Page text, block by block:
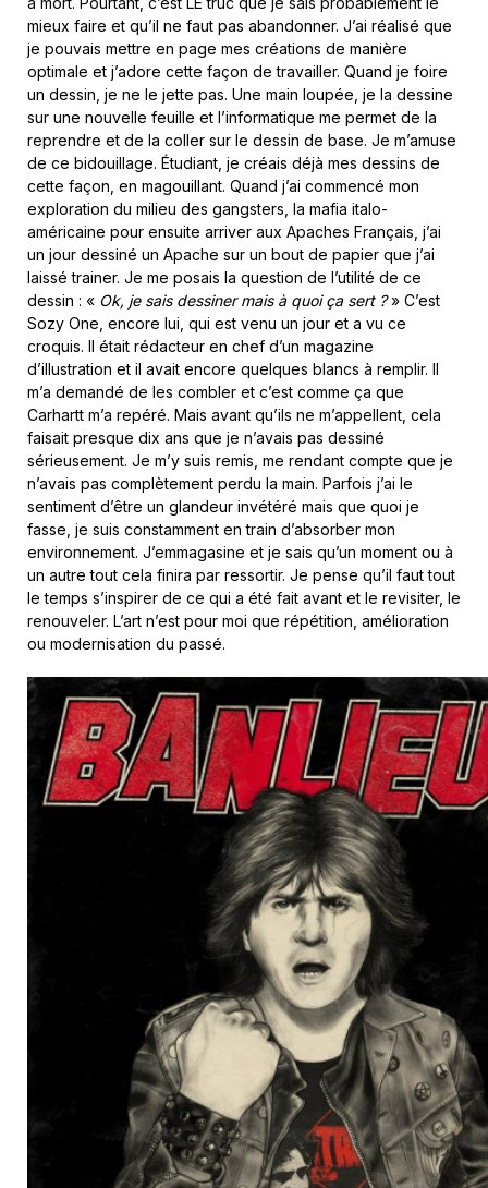
mieux faire et qu’il ne faut pas abandonner. J’ai réalisé que
je pouvais mettre en page mes créations de manière
optimale et j’adore cette façon de travailler. Quand je foire
un dessin, je ne le jette pas. Une main loupée, je la dessine
sur une nouvelle feuille et l’informatique me permet de la
reprendre et de la coller sur le dessin de base. Je m’amuse
de ce bidouillage. Étudiant, je créais déjà mes dessins de
cette façon, en magouillant. Quand j’ai commencé mon
exploration du milieu des gangsters, la mafia italo-
américaine pour ensuite arriver aux Apaches Français, j’ai
un jour dessiné un Apache sur un bout de papier que j’ai
laissé trainer. Je me posais la question de l’utilité de ce
dessin : « Ok, je sais dessiner mais à quoi ça sert ?» C’est
Sozy One, encore lui, qui est venu un jour et a vu ce
croquis. Il était rédacteur en chef d’un magazine
d’illustration et il avait encore quelques blancs à remplir. Il
m’a demandé de les combler et c’est comme ça que
Carhartt m’a repéré. Mais avant qu’ils ne m’appellent, cela
faisait presque dix ans que je n’avais pas dessiné
sérieusement. Je m’y suis remis, me rendant compte que je
n’avais pas complètement perdu la main. Parfois j’ai le
sentiment d’être un glandeur invétéré mais que quoi je
fasse, je suis constamment en train d’absorber mon
environnement. J’emmagasine et je sais qu’un moment ou à
un autre tout cela finira par ressortir. Je pense qu’il faut tout
le temps s’inspirer de ce qui a été fait avant et le revisiter, le
renouveler. L’art n’est pour moi que répétition, amélioration
ou modernisation du passé.